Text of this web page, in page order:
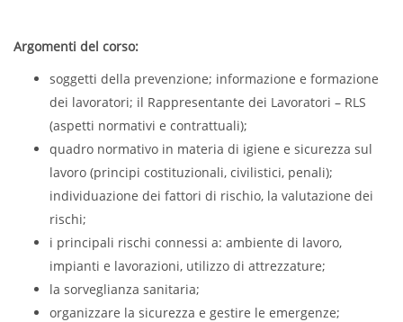
Argomenti del corso:
soggetti della prevenzione; informazione e formazione
dei lavoratori; il Rappresentante dei Lavoratori – RLS
(aspetti normativi e contrattuali);
quadro normativo in materia di igiene e sicurezza sul
lavoro (principi costituzionali, civilistici, penali);
individuazione dei fattori di rischio, la valutazione dei
rischi;
i principali rischi connessi a: ambiente di lavoro,
impianti e lavorazioni, utilizzo di attrezzature;
la sorveglianza sanitaria;
organizzare la sicurezza e gestire le emergenze;